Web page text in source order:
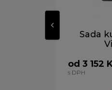
Sada
od 3 152
s DPH